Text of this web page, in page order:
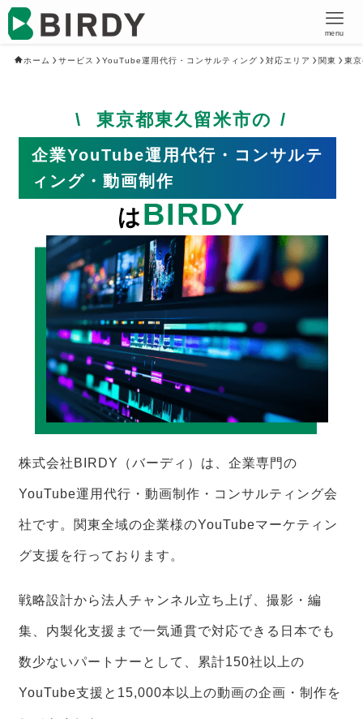
menu
ホーム サービス YouTube運用代行・コンサルティング 対応エリア 関東 東
東京都東久留米市の
企業YouTube運用代行・コンサルテ
ィング・動画制作
はBIRDY
株式会社BIRDY（バーディ）は、企業専門の
YouTube運用代行・動画制作・コンサルティング会
社です。関東全域の企業様のYouTubeマーケティン
グ支援を行っております。
戦略設計から法人チャンネル立ち上げ、撮影・編
集、内製化支援まで一気通貫で対応できる日本でも
数少ないパートナーとして、累計150社以上の
YouTube支援と15,000本以上の動画の企画・制作を